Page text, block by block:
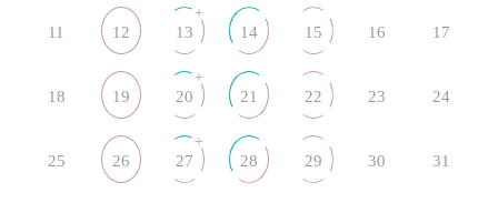
11 12 13
+
14 15 16 17
18 19 20
+
21 22 23 24
25 26 27
+
28 29 30 31